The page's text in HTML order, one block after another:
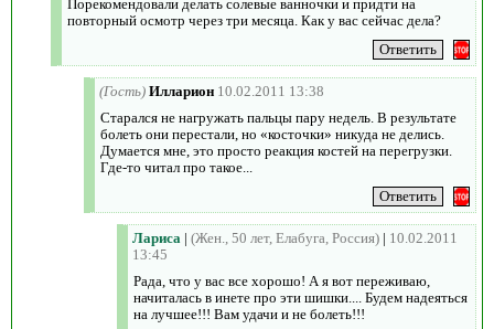
Порекомендовали делать солевые ванночки и придти на
повторный осмотр через три месяца. Как у вас сейчас дела?
(Гость) Илларион 10.02.2011 13:38
Старался не нагружать пальцы пару недель. В результате
болеть они перестали, но «косточки» никуда не делись.
Думается мне, это просто реакция костей на перегрузки.
Где-то читал про такое...
Лариса | (Жен., 50 лет, Елабуга, Россия) | 10.02.2011
13:45
Рада, что у вас все хорошо! А я вот переживаю,
начиталась в инете про эти шишки.... Будем надеяться
на лучшее!!! Вам удачи и не болеть!!!